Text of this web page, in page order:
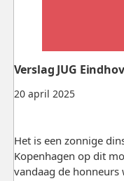
20 april 2025
Verslag JUG
Het is een zonnige
Kopenhagen op dit
vandaag de honneurs